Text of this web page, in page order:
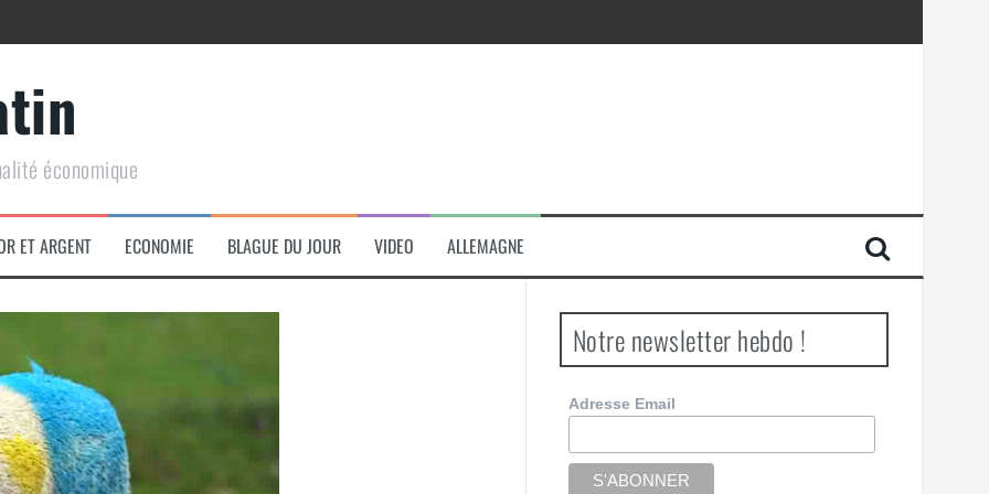
de conquête géopolitique massive
économique
ET ARGENT ECONOMIE BLAGUE DU JOUR VIDEO ALLEMAGNE
Notre newsletter hebdo !
Adresse Email